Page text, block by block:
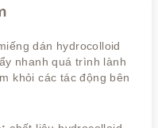
dán hydrocolloid
nhanh quá trình lành
khỏi các tác động bên